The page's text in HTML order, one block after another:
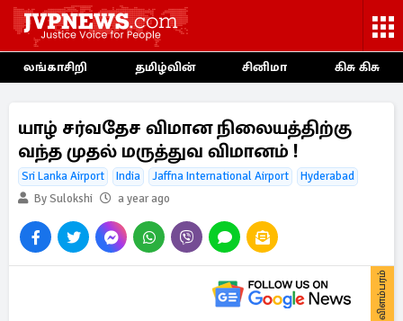
லங்காசிறி தமிழ்வின் சினிமா கிசு கிசு
யாழ் சர்வதேச விமான நிலையத்திற்கு
வந்த முதல் மருத்துவ விமானம் !
Sri Lanka Airport India Jaffna International Airport
Hyderabad
By Sulokshi
a year ago
விளம்பரம்